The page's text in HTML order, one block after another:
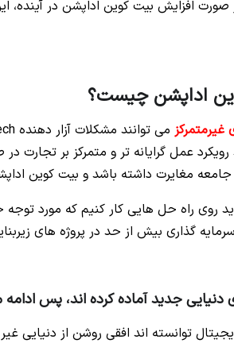
صورت افزایش بیت کوین اداپشن در آینده،
اداپشن چیست؟
غیرمتمرکز
رویکرد عمل گرایانه تر و متمرکز بر
جامعه مغایرت داشته باشد و بیت کوین
روی راه حل هایی کار کنیم که مورد توجه
گذاری بیش از حد در پروژه های
دنیایی جدید آماده کرده اند، پس
توانسته اند افقی روشن از دنیایی